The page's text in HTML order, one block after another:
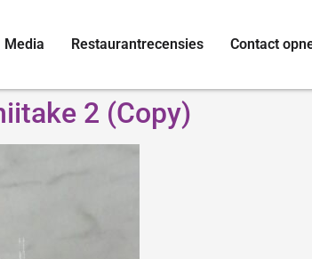
Media Restaurantrecensies Contact
2 (Copy)